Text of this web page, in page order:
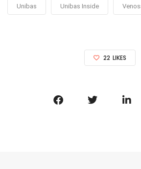
Unibas Unibas Inside
22 LIKES